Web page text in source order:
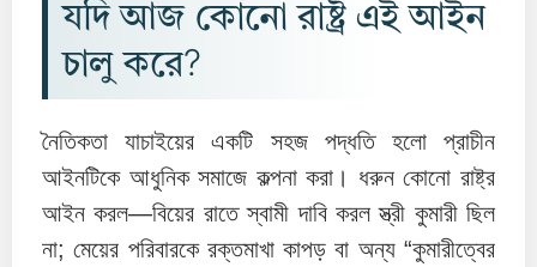
যদি আজ কোনো রাষ্ট্র এই আইন
চালু করে?
নৈতিকতা যাচাইয়ের একটি সহজ পদ্ধতি হলো প্রাচীন
আইনটিকে আধুনিক সমাজে কল্পনা করা। ধরুন কোনো রাষ্ট্র
আইন করল—বিয়ের রাতে স্বামী দাবি করল স্ত্রী কুমারী ছিল
না; মেয়ের পরিবারকে রক্তমাখা কাপড় বা অন্য “কুমারীত্বের